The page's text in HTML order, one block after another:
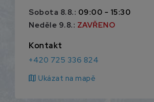
Sobota 8.8.: 09:00 - 15:30
Neděle 9.8.: ZAVŘENO
Kontakt
+420 725 336 824
map Ukázat na mapě